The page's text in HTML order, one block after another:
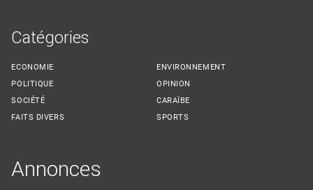
Catégories
ECONOMIE
POLITIQUE
SOCIÉTÉ
FAITS DIVERS
ENVIRONNEMENT
OPINION
CARAÏBE
SPORTS
Annonces